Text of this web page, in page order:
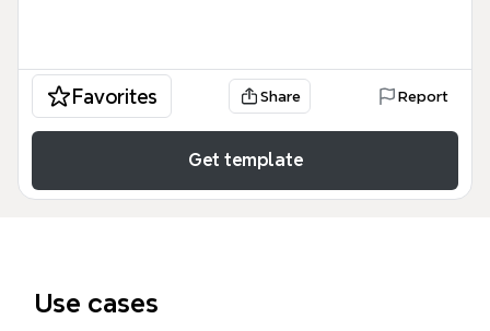
Favorites Share Report
Get template
Use cases